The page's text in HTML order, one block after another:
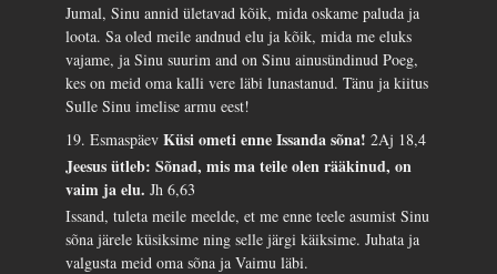
Jumal, Sinu annid ületavad kõik, mida oskame paluda ja
loota. Sa oled meile andnud elu ja kõik, mida me eluks
vajame, ja Sinu suurim and on Sinu ainusündinud Poeg,
kes on meid oma kalli vere läbi lunastanud. Tänu ja kiitus
Sulle Sinu imelise armu eest!
19. EsmaspäevKüsi ometi enne Issanda sõna!2Aj 18,4
Jeesus ütleb: Sõnad, mis ma teile olen rääkinud, on
vaim ja elu.Jh 6,63
Issand, tuleta meile meelde, et me enne teele asumist Sinu
sõna järele küsiksime ning selle järgi käiksime. Juhata ja
valgusta meid oma sõna ja Vaimu läbi.